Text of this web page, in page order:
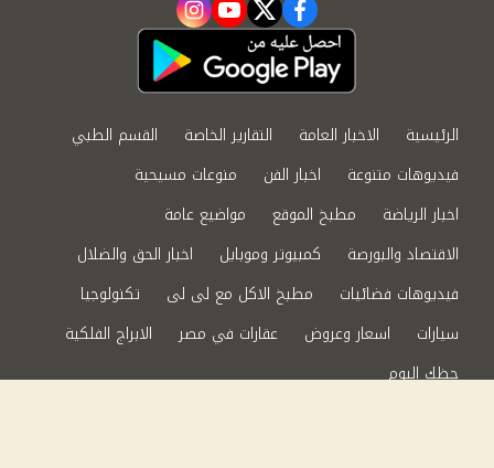
facebook
twitter
youtube
instagram
الرئيسية الاخبار العامة التقارير الخاصة
القسم الطبي
فيديوهات متنوعة
اخبار الفن
منوعات مسيحية
اخبار الرياضة
مطبخ الموقع
مواضيع عامة
الاقتصاد والبورصة
كمبيوتر وموبايل
اخبار الحق والضلال
فيديوهات فضائيات
مطبخ الاكل مع لى لى
تكنولوجيا
سيارات
اسعار وعروض عقارات في مصر
الابراج الفلكية
حظك اليوم